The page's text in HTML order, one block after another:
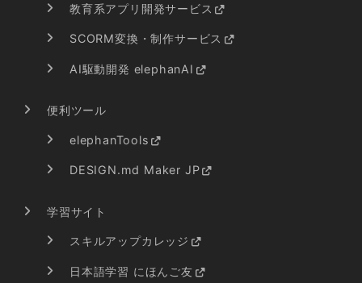
教育系アプリ開発サービス
SCORM変換・制作サービス
AI駆動開発 elephanAI
便利ツール
elephanTools
DESIGN.md Maker JP
学習サイト
スキルアップカレッジ
日本語学習 にほんご友